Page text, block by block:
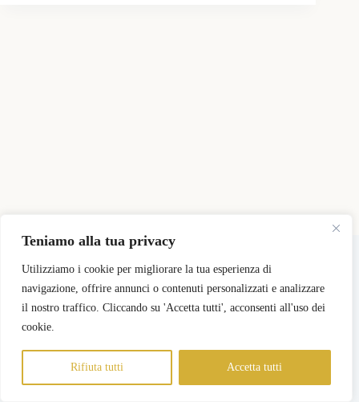
Teniamo alla tua privacy
Utilizziamo i cookie per migliorare la tua esperienza di
navigazione, offrire annunci o contenuti personalizzati e analizzare
il nostro traffico. Cliccando su 'Accetta tutti', acconsenti all'uso dei
cookie.
Rifiuta tutti Accetta tutti
Copyright © 2026 - Tema WordPress sviluppato da
Pricing
Registra il mio Negozio
Login Negozi Partner